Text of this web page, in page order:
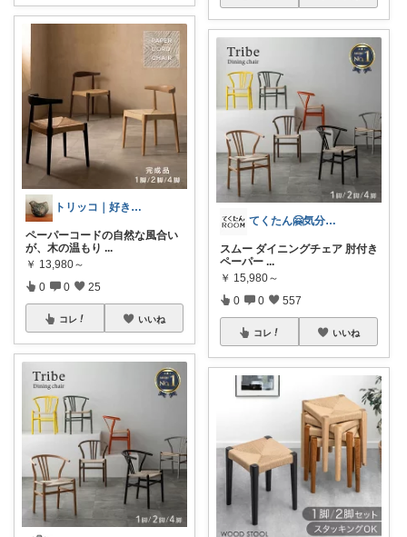
トリッコ｜好きな雑貨・インテリア
ペーパーコードの自然な風合い
が、木の温もり ...
￥ 13,980～
0 0 25
コレ いいね
てくたん🤗気分がアガる⤴インテリア雑貨
スムー ダイニングチェア 肘付き
ペーパー ...
￥ 15,980～
0 0 557
コレ いいね